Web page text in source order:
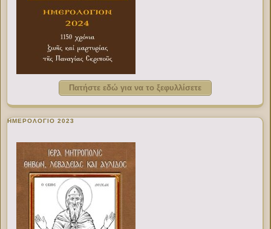
Πατήστε εδώ για να το ξεφυλλίσετε
ΗΜΕΡΟΛΟΓΙΟ 2023